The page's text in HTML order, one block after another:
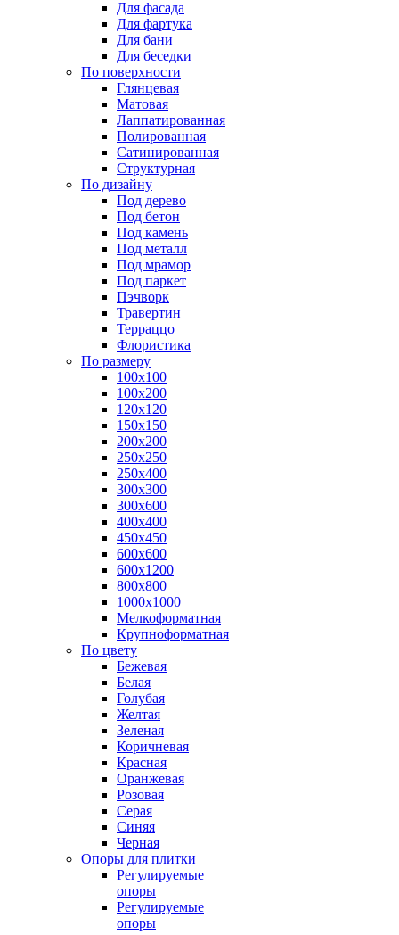
Для фасада
Для фартука
Для бани
Для беседки
По поверхности
Глянцевая
Матовая
Лаппатированная
Полированная
Сатинированная
Структурная
По дизайну
Под дерево
Под бетон
Под камень
Под металл
Под мрамор
Под паркет
Пэчворк
Травертин
Терраццо
Флористика
По размеру
100х100
100х200
120х120
150х150
200х200
250х250
250х400
300х300
300х600
400х400
450х450
600х600
600х1200
800х800
1000х1000
Мелкоформатная
Крупноформатная
По цвету
Бежевая
Белая
Голубая
Желтая
Зеленая
Коричневая
Красная
Оранжевая
Розовая
Серая
Синяя
Черная
Опоры для плитки
Регулируемые
опоры
Регулируемые
опоры